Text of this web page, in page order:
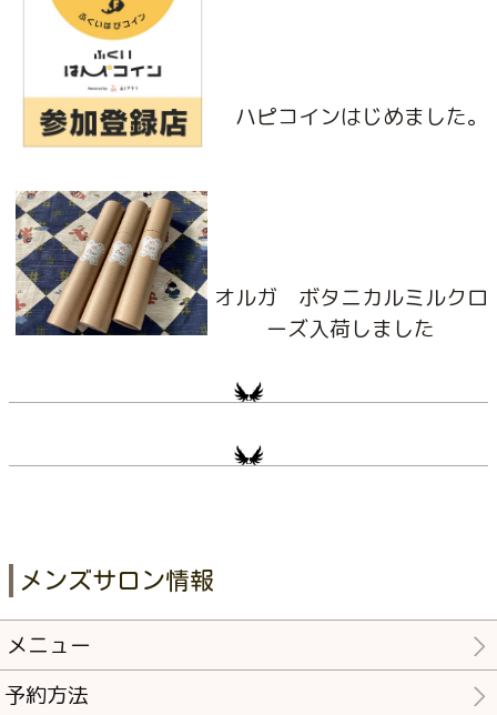
ハピコインはじめました。
オルガ ボタニカルミルクロ
ーズ入荷しました
メンズサロン情報
メニュー
予約方法